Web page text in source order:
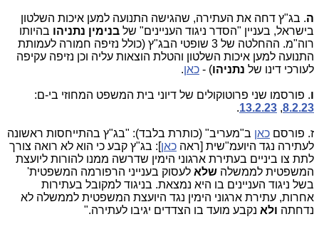
ה. בג"ץ דחה את העתירה, שהגישה התנועה למען איכות השלטון
בישראל, בעניין "הסדר ניגוד העניינים" של בנימין נתניהו בהיותו
רוה"מ. ההחלטה של 3 שופטי הבג"ץ (כולל נזיפה חמורה לעמותת
התנועה למען איכות השלטון והטלת הוצאות עליה וכן נזיפה עקיפה
לעורכי דינו של נתניהו) - כאן.
ו. פורסמו שני פרוטוקולים של דיוני בית המשפט המחוזי בי-ם:
8.2.23
,
13.2.23
.
ז. פורסם כאן ב"מעריב" (כותרת בלבד): "בג"ץ בהתייחסות ראשונה
לעתירה נגד היועמ"שית [ראה כאן]: בג"ץ קבע כי הוא לא רואה צורך
לתת צו ביניים בעתירת ארגוני הימין שדרשה ממנו להורות ליועצת
המשפטית לממשלה שלא לעסוק בענייני הרפורמה המשפטית'
בשל ניגוד העניינים בו היא נמצאת. בניגוד למקובל בעתירות
אחרות, עתירת ארגוני הימין נגד היועצת המשפטית לממשלה לא
נדחתה ולא נקבע מועד בו הצדדים יגיבו לעתירה."